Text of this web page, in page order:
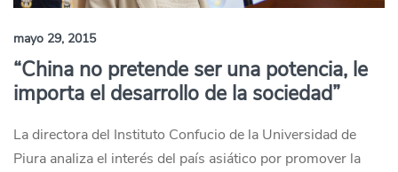
mayo 29, 2015
“China no pretende ser una potencia, le
importa el desarrollo de la sociedad”
La directora del Instituto Confucio de la Universidad de
Piura analiza el interés del país asiático por promover la